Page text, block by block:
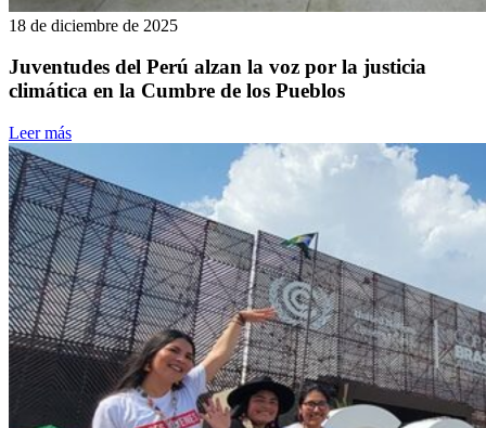
18 de diciembre de 2025
Juventudes del Perú alzan la voz por la justicia
climática en la Cumbre de los Pueblos
Leer más